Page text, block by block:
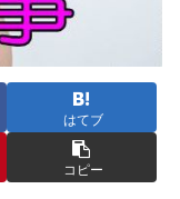
はてブ
コピー